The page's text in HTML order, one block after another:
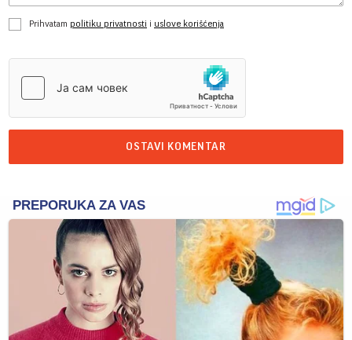
Prihvatam politiku privatnosti i uslove korišćenja
OSTAVI KOMENTAR